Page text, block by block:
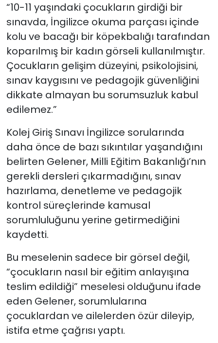
“10-11 yaşındaki çocukların girdiği bir
sınavda, İngilizce okuma parçası içinde
kolu ve bacağı bir köpekbalığı tarafından
koparılmış bir kadın görseli kullanılmıştır.
Çocukların gelişim düzeyini, psikolojisini,
sınav kaygısını ve pedagojik güvenliğini
dikkate almayan bu sorumsuzluk kabul
edilemez.”
Kolej Giriş Sınavı İngilizce sorularında
daha önce de bazı sıkıntılar yaşandığını
belirten Gelener, Milli Eğitim Bakanlığı’nın
gerekli dersleri çıkarmadığını, sınav
hazırlama, denetleme ve pedagojik
kontrol süreçlerinde kamusal
sorumluluğunu yerine getirmediğini
kaydetti.
Bu meselenin sadece bir görsel değil,
“çocukların nasıl bir eğitim anlayışına
teslim edildiği” meselesi olduğunu ifade
eden Gelener, sorumlularına
çocuklardan ve ailelerden özür dileyip,
istifa etme çağrısı yaptı.